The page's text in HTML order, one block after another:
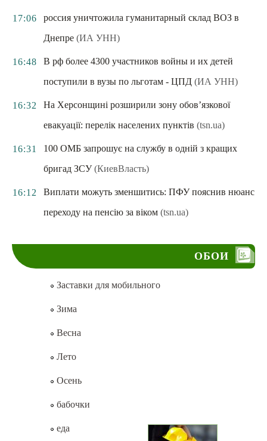
17:06
россия уничтожила гуманитарный склад ВОЗ в
Днепре (ИА УНН)
16:48
В рф более 4300 участников войны и их детей
поступили в вузы по льготам - ЦПД (ИА УНН)
16:32
На Херсонщині розширили зону обов’язкової
евакуації: перелік населених пунктів (tsn.ua)
16:31
100 ОМБ запрошує на службу в одній з кращих
бригад ЗСУ (КиевВласть)
16:12
Виплати можуть зменшитись: ПФУ пояснив нюанс
переходу на пенсію за віком (tsn.ua)
ОБОИ
Заставки для мобильного
Зима
Весна
Лето
Осень
бабочки
еда